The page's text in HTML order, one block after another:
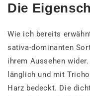
Die
Wie ich bereits
sativa-dominanten
ihrem Aussehen
länglich und mit
Harz bedeckt. Die